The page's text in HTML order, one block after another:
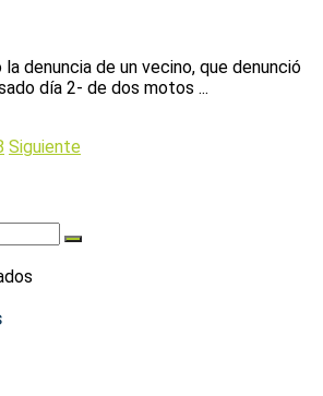
denuncia de un vecino, que denunció
día 2- de dos motos ...
Siguiente